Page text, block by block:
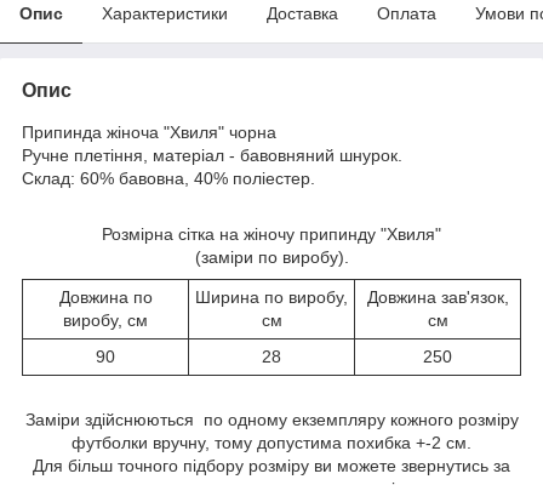
Опис Характеристики Доставка Оплата Умови
Опис
Припинда жіноча "Хвиля" чорна
Ручне плетіння, матеріал - бавовняний шнурок.
Склад: 60% бавовна, 40% поліестер.
Розмірна сітка на жіночу припинду "Хвиля"
(заміри по виробу).
Довжина по
виробу, см
Ширина по виробу,
см
Довжина зав'язок,
см
90
28 250
Заміри здійснюються по одному екземпляру кожного розміру
футболки вручну, тому допустима похибка +-2 см.
Для більш точного підбору розміру ви можете звернутись за